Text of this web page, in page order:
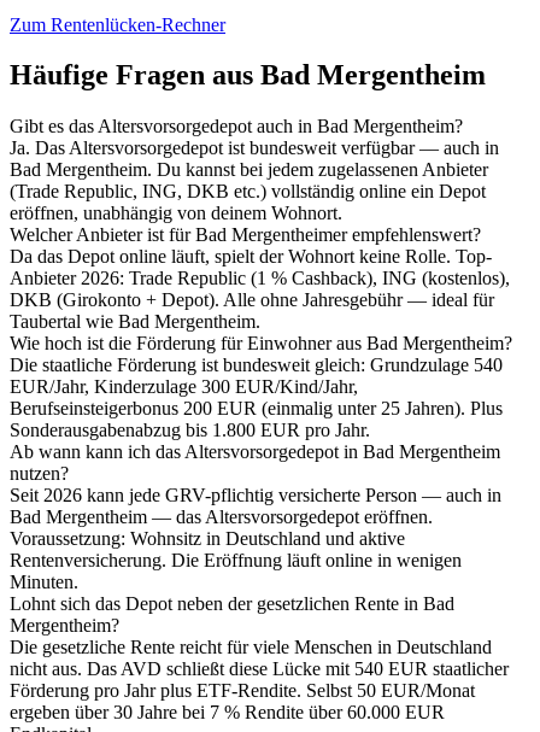
Zum Rentenlücken-Rechner
Häufige Fragen aus Bad Mergentheim
Gibt es das Altersvorsorgedepot auch in Bad Mergentheim?
Ja. Das Altersvorsorgedepot ist bundesweit verfügbar — auch in
Bad Mergentheim. Du kannst bei jedem zugelassenen Anbieter
(Trade Republic, ING, DKB etc.) vollständig online ein Depot
eröffnen, unabhängig von deinem Wohnort.
Welcher Anbieter ist für Bad Mergentheimer empfehlenswert?
Da das Depot online läuft, spielt der Wohnort keine Rolle. Top-
Anbieter 2026: Trade Republic (1 % Cashback), ING (kostenlos),
DKB (Girokonto + Depot). Alle ohne Jahresgebühr — ideal für
Taubertal wie Bad Mergentheim.
Wie hoch ist die Förderung für Einwohner aus Bad Mergentheim?
Die staatliche Förderung ist bundesweit gleich: Grundzulage 540
EUR/Jahr, Kinderzulage 300 EUR/Kind/Jahr,
Berufseinsteigerbonus 200 EUR (einmalig unter 25 Jahren). Plus
Sonderausgabenabzug bis 1.800 EUR pro Jahr.
Ab wann kann ich das Altersvorsorgedepot in Bad Mergentheim
nutzen?
Seit 2026 kann jede GRV-pflichtig versicherte Person — auch in
Bad Mergentheim — das Altersvorsorgedepot eröffnen.
Voraussetzung: Wohnsitz in Deutschland und aktive
Rentenversicherung. Die Eröffnung läuft online in wenigen
Minuten.
Lohnt sich das Depot neben der gesetzlichen Rente in Bad
Mergentheim?
Die gesetzliche Rente reicht für viele Menschen in Deutschland
nicht aus. Das AVD schließt diese Lücke mit 540 EUR staatlicher
Förderung pro Jahr plus ETF-Rendite. Selbst 50 EUR/Monat
ergeben über 30 Jahre bei 7 % Rendite über 60.000 EUR